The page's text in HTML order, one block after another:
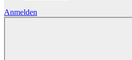
Anmelden